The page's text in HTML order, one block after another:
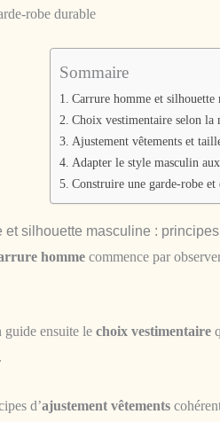
robe durable
Sommaire
Carrure homme et silhouette
Choix vestimentaire selon
Ajustement vêtements et
Adapter le style masculin
Construire une garde-robe et
et silhouette masculine :
homme commence par
guide ensuite le choix vestimentaire
d’ajustement vêtements